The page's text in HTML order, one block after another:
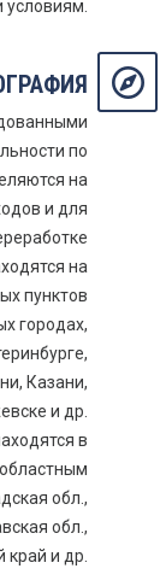
по
на
и для
на
пунктов
городах,
Казани,
и др.
в
обл.,
обл.,
край и др.